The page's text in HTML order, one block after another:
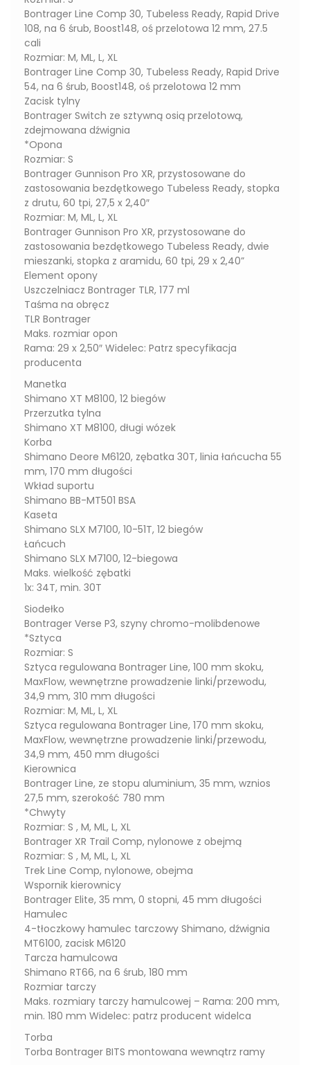
Bontrager Line Comp 30, Tubeless Ready, Rapid Drive
108, na 6 śrub, Boost148, oś przelotowa 12 mm, 27.5
cali
Rozmiar: M, ML, L, XL
Bontrager Line Comp 30, Tubeless Ready, Rapid Drive
54, na 6 śrub, Boost148, oś przelotowa 12 mm
Zacisk tylny
Bontrager Switch ze sztywną osią przelotową,
zdejmowana dźwignia
*Opona
Rozmiar: S
Bontrager Gunnison Pro XR, przystosowane do
zastosowania bezdętkowego Tubeless Ready, stopka
z drutu, 60 tpi, 27,5 x 2,40″
Rozmiar: M, ML, L, XL
Bontrager Gunnison Pro XR, przystosowane do
zastosowania bezdętkowego Tubeless Ready, dwie
mieszanki, stopka z aramidu, 60 tpi, 29 x 2,40”
Element opony
Uszczelniacz Bontrager TLR, 177 ml
Taśma na obręcz
TLR Bontrager
Maks. rozmiar opon
Rama: 29 x 2,50″ Widelec: Patrz specyfikacja
producenta
Manetka
Shimano XT M8100, 12 biegów
Przerzutka tylna
Shimano XT M8100, długi wózek
Korba
Shimano Deore M6120, zębatka 30T, linia łańcucha 55
mm, 170 mm długości
Wkład suportu
Shimano BB-MT501 BSA
Kaseta
Shimano SLX M7100, 10-51T, 12 biegów
Łańcuch
Shimano SLX M7100, 12-biegowa
Maks. wielkość zębatki
1x: 34T, min. 30T
Siodełko
Bontrager Verse P3, szyny chromo-molibdenowe
*Sztyca
Rozmiar: S
Sztyca regulowana Bontrager Line, 100 mm skoku,
MaxFlow, wewnętrzne prowadzenie linki/przewodu,
34,9 mm, 310 mm długości
Rozmiar: M, ML, L, XL
Sztyca regulowana Bontrager Line, 170 mm skoku,
MaxFlow, wewnętrzne prowadzenie linki/przewodu,
34,9 mm, 450 mm długości
Kierownica
Bontrager Line, ze stopu aluminium, 35 mm, wznios
27,5 mm, szerokość 780 mm
*Chwyty
Rozmiar: S , M, ML, L, XL
Bontrager XR Trail Comp, nylonowe z obejmą
Rozmiar: S , M, ML, L, XL
Trek Line Comp, nylonowe, obejma
Wspornik kierownicy
Bontrager Elite, 35 mm, 0 stopni, 45 mm długości
Hamulec
4-tłoczkowy hamulec tarczowy Shimano, dźwignia
MT6100, zacisk M6120
Tarcza hamulcowa
Shimano RT66, na 6 śrub, 180 mm
Rozmiar tarczy
Maks. rozmiary tarczy hamulcowej – Rama: 200 mm,
min. 180 mm Widelec: patrz producent widelca
Torba
Torba Bontrager BITS montowana wewnątrz ramy